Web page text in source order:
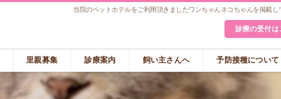
当院のペットホテルをご利用頂きましたワンちゃんネコちゃんを掲載
診療の受付は
里親募集 診療案内 飼い主さんへ 予防接種について